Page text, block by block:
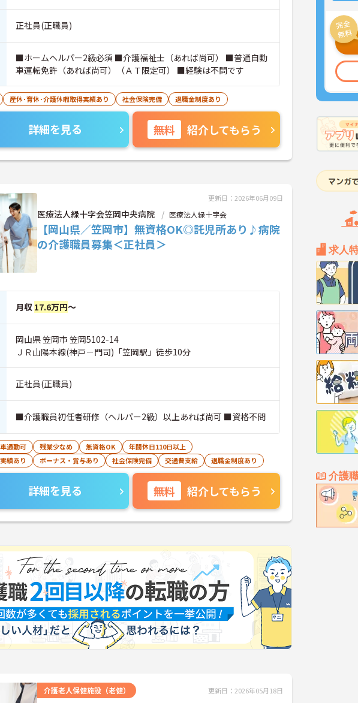
求人
介護
正社員(正職員)
■ホームヘルパー2級必須 ■介護福祉士（あれば尚可） ■普通自動
車運転免許（あれば尚可）（ＡＴ限定可） ■経験は不問です
産休･育休･介護休暇取得実績あり 社会保険完備 退職金制度あり
詳細を見る 無料 紹介してもらう
更新日：2026年06月09日
医療法人緑十字会笠岡中央病院 医療法人緑十字会
【岡山県／笠岡市】無資格OK◎託児所あり♪病院
の介護職員募集＜正社員＞
月収 17.6万円～
岡山県 笠岡市 笠岡5102-14
ＪＲ山陽本線(神戸－門司)「笠岡駅」徒歩10分
正社員(正職員)
■介護職員初任者研修（ヘルパー2級）以上あれば尚可 ■資格不問
車通勤可 残業少なめ 無資格OK
年間休日110日以上
績あり
ボーナス・賞与あり 社会保険完備 交通費支給 退職金制度あり
詳細を見る 無料 紹介してもらう
介護老人保健施設（老健） 更新日：2026年05月18日